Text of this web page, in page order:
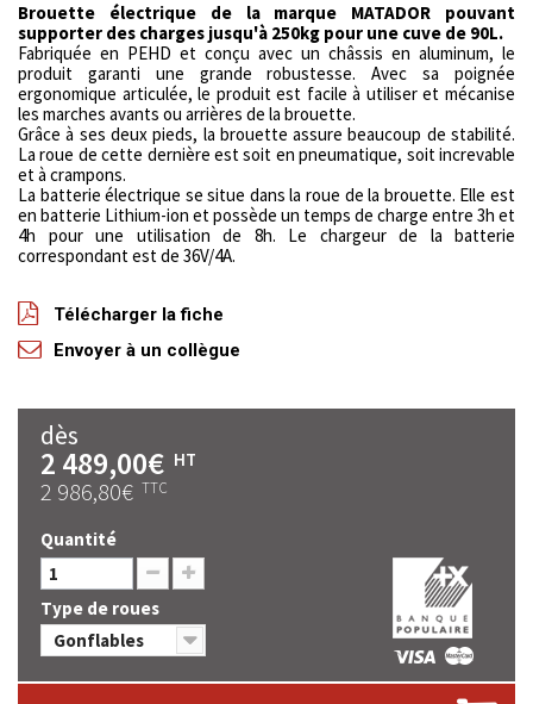
Brouette électrique de la marque MATADOR pouvant
supporter des charges jusqu'à 250kg pour une cuve de 90L.
Fabriquée en PEHD et conçu avec un châssis en aluminum, le
produit garanti une grande robustesse. Avec sa poignée
ergonomique articulée, le produit est facile à utiliser et mécanise
les marches avants ou arrières de la brouette.
Grâce à ses deux pieds, la brouette assure beaucoup de stabilité.
La roue de cette dernière est soit en pneumatique, soit increvable
et à crampons.
La batterie électrique se situe dans la roue de la brouette. Elle est
en batterie Lithium-ion et possède un temps de charge entre 3h et
4h pour une utilisation de 8h. Le chargeur de la batterie
correspondant est de 36V/4A.
Télécharger la fiche
Envoyer à un collègue
dès
2 489,00€ HT
2 986,80€ TTC
Quantité
Type de roues
Gonflables